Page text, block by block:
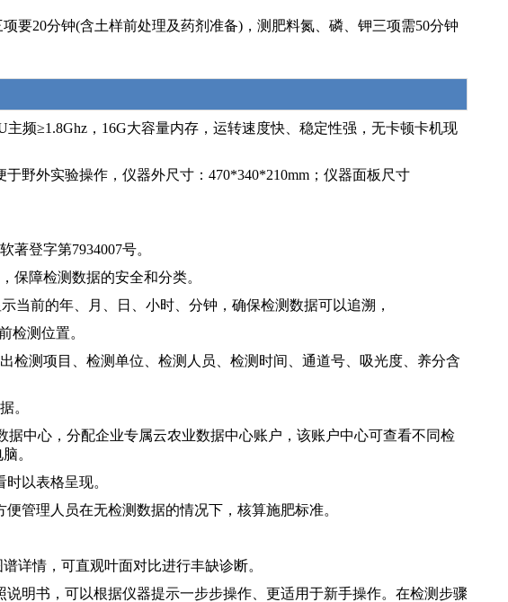
要20分钟(含土样前处理及药剂准备)，测肥料氮、磷、钾三项需50分钟
频≥1.8Ghz，16G大容量内存，运转速度快、稳定性强，无卡顿卡机现
野外实验操作，仪器外尺寸：470*340*210mm；仪器面板尺寸
登字第7934007号。
保障检测数据的安全和分类。
当前的年、月、日、小时、分钟，确保检测数据可以追溯，
检测位置。
检测项目、检测单位、检测人员、检测时间、通道号、吸光度、养分含
。
中心，分配企业专属云农业数据中心账户，该账户中心可查看不同检
。
以表格呈现。
管理人员在无检测数据的情况下，核算施肥标准。
详情，可直观叶面对比进行丰缺诊断。
明书，可以根据仪器提示一步步操作、更适用于新手操作。在检测步骤